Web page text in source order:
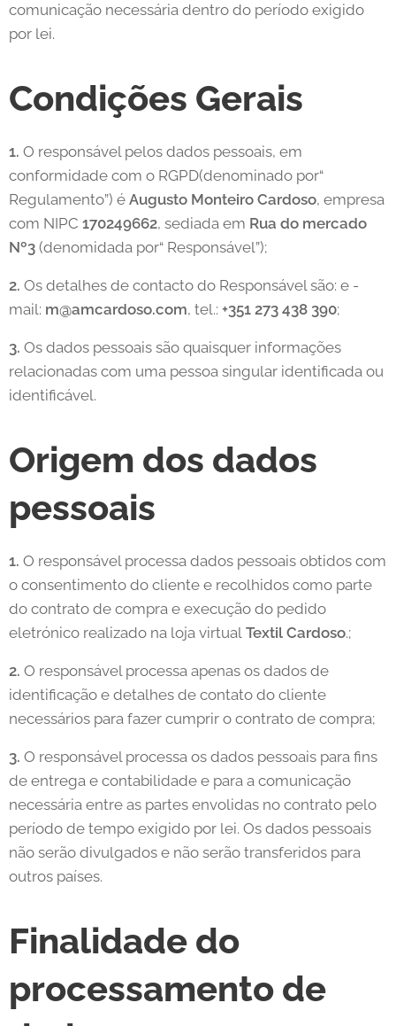
comunicação necessária dentro do período exigido
por lei.
Condições Gerais
1. O responsável pelos dados pessoais, em
conformidade com o RGPD(denominado por“
Regulamento”) é Augusto Monteiro Cardoso, empresa
com NIPC 170249662, sediada em Rua do mercado
Nº3 (denomidada por“ Responsável”);
2. Os detalhes de contacto do Responsável são: e -
mail: m@amcardoso.com, tel.: +351 273 438 390;
3. Os dados pessoais são quaisquer informações
relacionadas com uma pessoa singular identificada ou
identificável.
Origem dos dados
pessoais
1. O responsável processa dados pessoais obtidos com
o consentimento do cliente e recolhidos como parte
do contrato de compra e execução do pedido
eletrónico realizado na loja virtual Textil Cardoso.;
2. O responsável processa apenas os dados de
identificação e detalhes de contato do cliente
necessários para fazer cumprir o contrato de compra;
3. O responsável processa os dados pessoais para fins
de entrega e contabilidade e para a comunicação
necessária entre as partes envolidas no contrato pelo
período de tempo exigido por lei. Os dados pessoais
não serão divulgados e não serão transferidos para
outros países.
Finalidade do
processamento de